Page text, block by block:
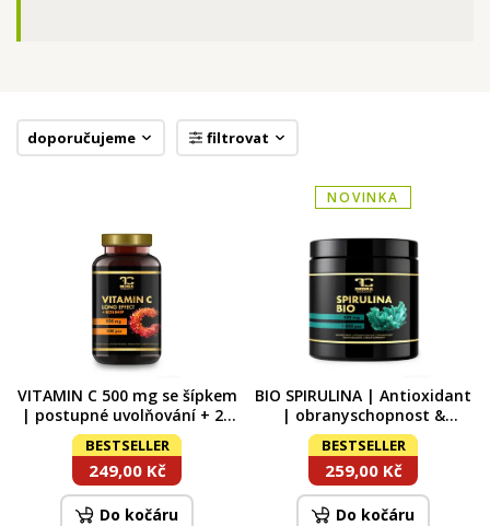
doporučujeme filtrovat
VITAMIN C 500 mg se šípkem
| postupné uvolňování + 25
mg šípkového extraktu |
100 kapslí | 67,5 g
BESTSELLER
249,00 Kč
Do kočáru
NOVINKA
BIO SPIRULINA | Antioxidant
| obranyschopnost &
vitalita | 1000 tablet x 250
mg | 250 g
BESTSELLER
259,00 Kč
Do kočáru